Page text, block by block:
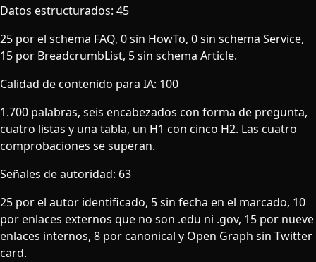
Datos estructurados: 45
25 por el schema FAQ, 0 sin HowTo, 0 sin schema Service,
15 por BreadcrumbList, 5 sin schema Article.
Calidad de contenido para IA: 100
1.700 palabras, seis encabezados con forma de pregunta,
cuatro listas y una tabla, un H1 con cinco H2. Las cuatro
comprobaciones se superan.
Señales de autoridad: 63
25 por el autor identificado, 5 sin fecha en el marcado, 10
por enlaces externos que no son .edu ni .gov, 15 por nueve
enlaces internos, 8 por canonical y Open Graph sin Twitter
card.